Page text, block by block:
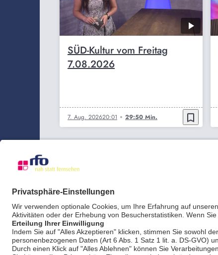
SÜD-Kultur vom Freitag
7.08.2026
7. Aug. 202620:01 29:50 Min. bookmark_border